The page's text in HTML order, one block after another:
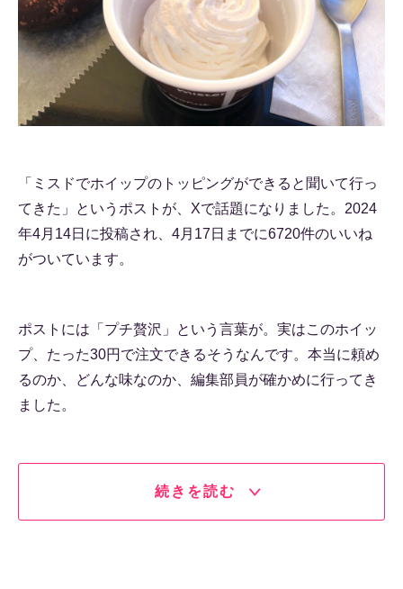
「ミスドでホイップのトッピングができると聞いて行っ
てきた」というポストが、Xで話題になりました。2024
年4月14日に投稿され、4月17日までに6720件のいいね
がついています。
ポストには「プチ贅沢」という言葉が。実はこのホイッ
プ、たった30円で注文できるそうなんです。本当に頼め
るのか、どんな味なのか、編集部員が確かめに行ってき
ました。
続きを読む